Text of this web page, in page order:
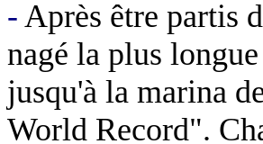
- Après être partis
nagé la plus
jusqu'à la marina
World Record".